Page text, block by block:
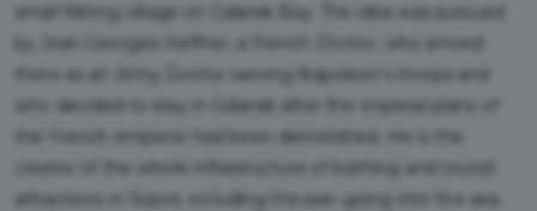
small fishing village on Gdansk Bay. The idea was pursued
by Jean Georges Haffner, a French Doctor, who arrived
there as an Army Doctor serving Napoleon’s troops and
who decided to stay in Gdańsk after the imperial plans of
the French emperor had been demolished. He is the
creator of the whole infrastructure of bathing and tourist
attractions in Sopot, including the pier going into the sea.